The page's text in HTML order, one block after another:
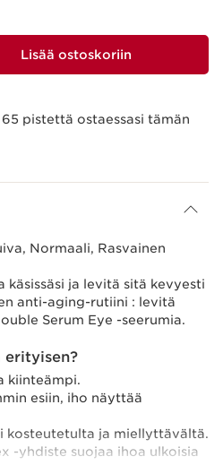
Lisää ostoskoriin
65 pistettä ostaessasi tämän
Normaali, Rasvainen
ja levitä sitä kevyesti
anti-aging-rutiini : levitä
Serum Eye -seerumia.
erityisen?
kiinteämpi.
esiin, iho näyttää
kosteutetulta ja miellyttävältä.
-yhdiste suojaa ihoa ulkoisia